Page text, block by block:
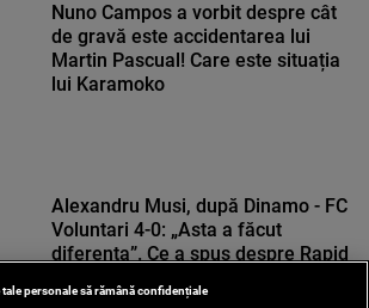
Nuno Campos a vorbit despre cât
de gravă este accidentarea lui
Martin Pascual! Care este situația
lui Karamoko
Alexandru Musi, după Dinamo - FC
Voluntari 4-0: „Asta a făcut
diferența”. Ce a spus despre Rapid
tale personale să rămână confidențiale